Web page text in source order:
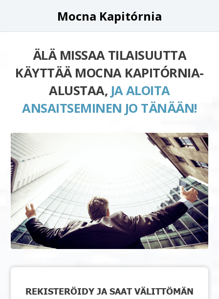
Mocna Kapitórnia
ÄLÄ MISSAA TILAISUUTTA
KÄYTTÄÄ MOCNA KAPITÓRNIA-
ALUSTAA, JA ALOITA
ANSAITSEMINEN JO TÄNÄÄN!
REKISTERÖIDY JA SAAT VÄLITTÖMÄN